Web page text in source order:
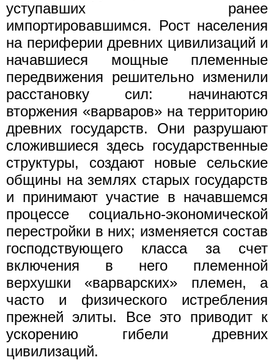
уступавших ранее
импортировавшимся. Рост населения
на периферии древних цивилизаций и
начавшиеся мощные племенные
передвижения решительно изменили
расстановку сил: начинаются
вторжения «варваров» на территорию
древних государств. Они разрушают
сложившиеся здесь государственные
структуры, создают новые сельские
общины на землях старых государств
и принимают участие в начавшемся
процессе социально-экономической
перестройки в них; изменяется состав
господствующего класса за счет
включения в него племенной
верхушки «варварских» племен, а
часто и физического истребления
прежней элиты. Все это приводит к
ускорению гибели древних
цивилизаций.